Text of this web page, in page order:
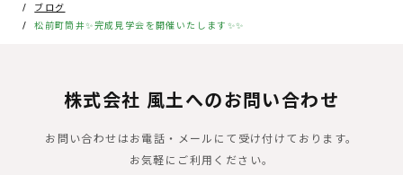
ブログ
松前町筒井✨完成見学会を開催いたします✨✨
株式会社 風土へのお問い合わせ
お問い合わせはお電話・メールにて受け付けております。
お気軽にご利用ください。